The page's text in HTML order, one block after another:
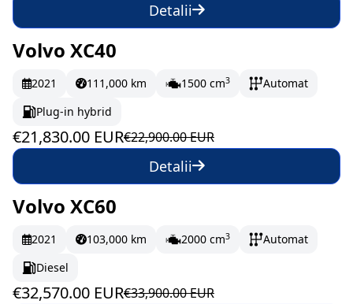
Detalii
În stoc 363.83 EUR/lună
Volvo XC40
2021 111,000 km 1500 cm3
Automat
Plug-in hybrid
€21,830.00 EUR€22,900.00 EUR
Detalii
În stoc 542.83 EUR/lună
Volvo XC60
2021 103,000 km 2000 cm3
Automat
Diesel
€32,570.00 EUR€33,900.00 EUR